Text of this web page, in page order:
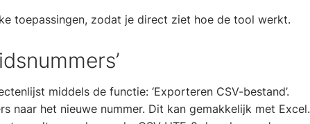
toepassingen, zodat je direct ziet hoe de tool werkt.
middels de functie: ‘Exporteren CSV-bestand’.
naar het nieuwe nummer. Dit kan gemakkelijk met Excel.